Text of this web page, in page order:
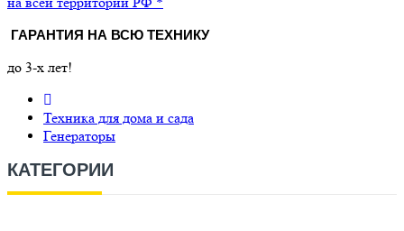
ГАРАНТИЯ НА ВСЮ ТЕХНИКУ
до 3-х лет!
Техника для дома и сада
Генераторы
КАТЕГОРИИ